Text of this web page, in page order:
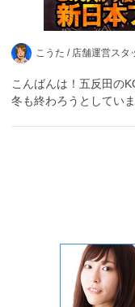
こうた / 店舗運営スタ
こんばんは！五反田の
冬も終わろうとしてい